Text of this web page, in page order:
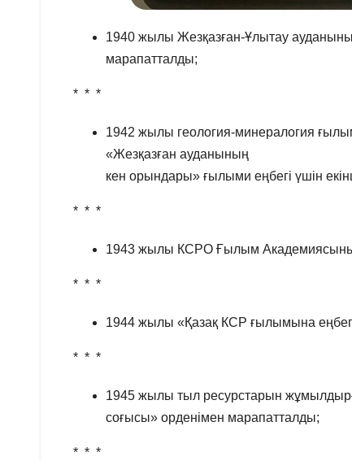
1940 жылы Жезқазған-Ұлытау
марапатталды;
* * *
1942 жылы геология-минералогия
«Жезқазған ауданының
кен орындары» ғылыми еңбегі үшін
* * *
1943 жылы КСРО Ғылым
* * *
1944 жылы «Қазақ КСР ғылымына еңбегі
* * *
1945 жылы тыл ресурстарын
соғысы» орденімен марапатталды;
* * *